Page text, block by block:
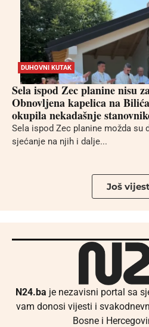
DUHOVNI KUTAK
Sela ispod Zec planine nisu
Obnovljena kapelica na
okupila nekadašnje
Sela ispod Zec planine možda su
sjećanje na njih i dalje...
Još
N24.ba je nezavisni portal sa
vam donosi vijesti i
Bosne i